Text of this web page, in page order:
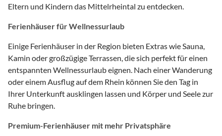
Eltern und Kindern das Mittelrheintal zu entdecken.
Ferienhäuser für Wellnessurlaub
Einige Ferienhäuser in der Region bieten Extras wie Sauna,
Kamin oder großzügige Terrassen, die sich perfekt für einen
entspannten Wellnessurlaub eignen. Nach einer Wanderung
oder einem Ausflug auf dem Rhein können Sie den Tag in
Ihrer Unterkunft ausklingen lassen und Körper und Seele zur
Ruhe bringen.
Premium-Ferienhäuser mit mehr Privatsphäre